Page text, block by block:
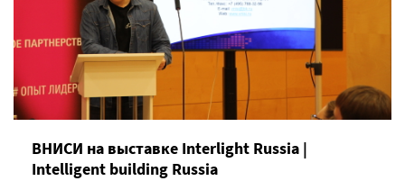
ВНИСИ на выставке Interlight Russia |
Intelligent building Russia